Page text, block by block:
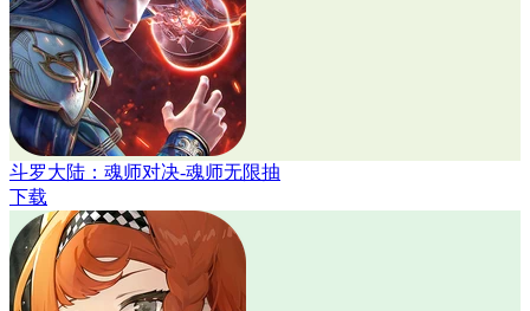
斗罗大陆：魂师对决-魂师无限抽
下载